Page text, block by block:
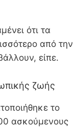
ότι τα
από την
είπε.
ζωής
το
ασκούμενους